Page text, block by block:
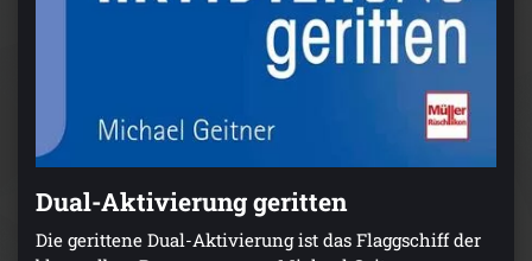
Dual-Aktivierung geritten
Die gerittene Dual-Aktivierung ist das Flaggschiff der